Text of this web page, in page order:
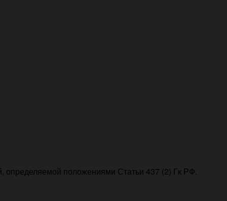
определяемой положениями Статьи 437 (2) Гк РФ.